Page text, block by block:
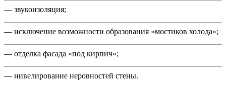
— звукоизоляция;
— исключение возможности образования «мостиков холода»;
— отделка фасада «под кирпич»;
— нивелирование неровностей стены.